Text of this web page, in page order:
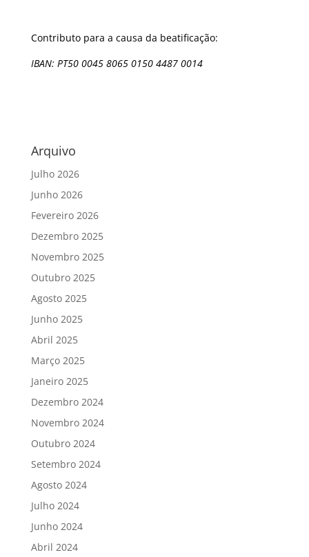
Contributo para a causa da beatificação:
IBAN: PT50 0045 8065 0150 4487 0014
Arquivo
Julho 2026
Junho 2026
Fevereiro 2026
Dezembro 2025
Novembro 2025
Outubro 2025
Agosto 2025
Junho 2025
Abril 2025
Março 2025
Janeiro 2025
Dezembro 2024
Novembro 2024
Outubro 2024
Setembro 2024
Agosto 2024
Julho 2024
Junho 2024
Abril 2024